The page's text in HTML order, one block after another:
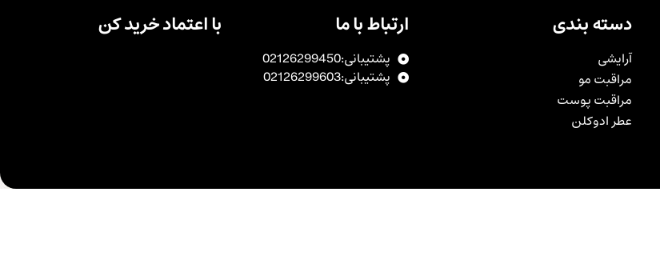
دسته بندی
آرایشی
مراقبت مو
مراقبت پوست
عطر ادوکلن
ارتباط با ما
پشتیبانی:02126299450
پشتیبانی:02126299603
با اعتماد خرید کن